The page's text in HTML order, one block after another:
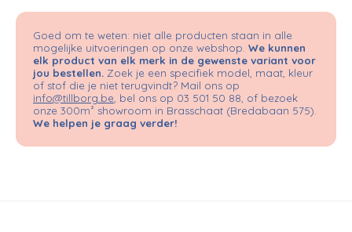
Goed om te weten: niet alle producten staan in alle
mogelijke uitvoeringen op onze webshop. We kunnen
elk product van elk merk in de gewenste variant voor
jou bestellen. Zoek je een specifiek model, maat, kleur
of stof die je niet terugvindt? Mail ons op
info@tillborg.be , bel ons op 03 501 50 88, of bezoek
onze 300m² showroom in Brasschaat (Bredabaan 575).
We helpen je graag verder!